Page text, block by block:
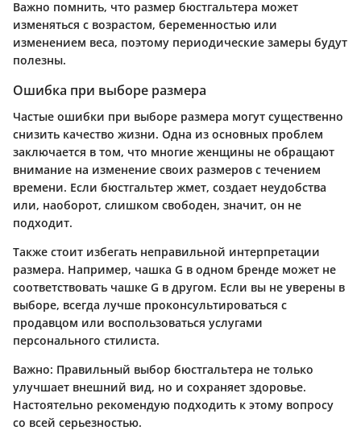
Важно помнить, что размер бюстгальтера может
изменяться с возрастом, беременностью или
изменением веса, поэтому периодические замеры будут
полезны.
Ошибка при выборе размера
Частые ошибки при выборе размера могут существенно
снизить качество жизни. Одна из основных проблем
заключается в том, что многие женщины не обращают
внимание на изменение своих размеров с течением
времени. Если бюстгальтер жмет, создает неудобства
или, наоборот, слишком свободен, значит, он не
подходит.
Также стоит избегать неправильной интерпретации
размера. Например, чашка G в одном бренде может не
соответствовать чашке G в другом. Если вы не уверены в
выборе, всегда лучше проконсультироваться с
продавцом или воспользоваться услугами
персонального стилиста.
Важно: Правильный выбор бюстгальтера не только
улучшает внешний вид, но и сохраняет здоровье.
Настоятельно рекомендую подходить к этому вопросу
со всей серьезностью.